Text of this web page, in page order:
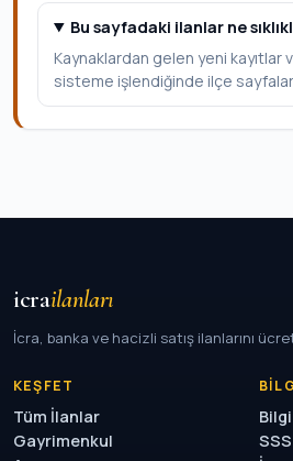
Bu sayfadaki ilanlar ne
Kaynaklardan gelen yeni
sisteme işlendiğinde ilçe
icrailanları
İcra, banka ve hacizli satış ilanlarını
KEŞFET
Tüm İlanlar
Gayrimenkul
SSS